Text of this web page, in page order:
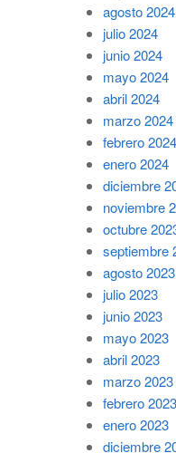
agosto 2024
julio 2024
junio 2024
mayo 2024
abril 2024
marzo 2024
febrero 2024
enero 2024
diciembre
noviembre
octubre
septiembre
agosto 2023
julio 2023
junio 2023
mayo 2023
abril 2023
marzo 2023
febrero 2023
enero 2023
diciembre